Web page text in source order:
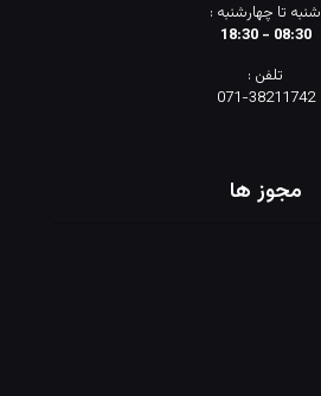
شنبه تا چهارشنبه :
08:30 - 18:30
تلفن :
071-38211742
مجوز ها